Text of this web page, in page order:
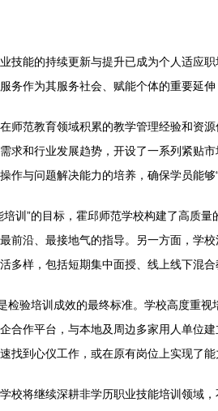
技能的持续更新与提升已成为个人适应
务作为其服务社会、赋能个体的重要延
师范教育领域积累的教学管理经验和资
求和行业发展趋势，开设了一系列紧贴
作与问题解决能力的培养，确保学员能够“
培训”的目标，霍邱师范学校构建了高质
前沿、最接地气的指导。另一方面，学
多样，包括短期集中面授、线上线下混
检验培训成效的最终标准。学校高度重
合作平台，与本地及周边多家用人单位
找到心仪工作，或在原有岗位上实现了
校将继续深耕非学历职业技能培训领域